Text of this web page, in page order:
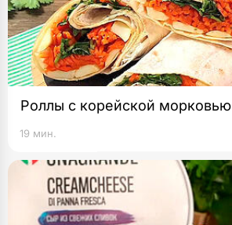
Роллы с корейской морковью
19 мин.